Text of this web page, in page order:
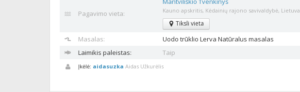
Pagavimo vieta: Kauno apskritis, Kėdainių rajono savivaldybė, Lietuva
Tiksli vieta
Masalas: Uodo trūklio Lerva Natūralus masalas
Laimikis paleistas:
Taip
Įkėlė: aidasuzka Aidas Užkurėlis